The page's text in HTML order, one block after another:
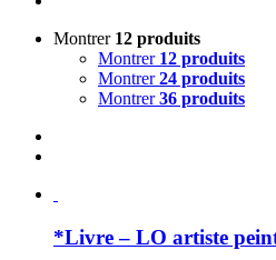
Montrer 12 produits
Montrer 12 produits
Montrer24 produits
Montrer36 produits
*Livre – LO artiste